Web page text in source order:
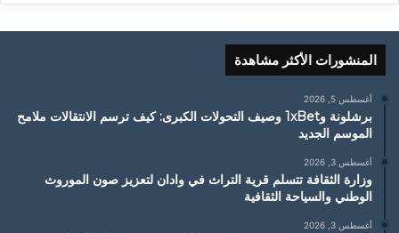
المنشورات الأكثر مشاهدة
أغسطس 5, 2026
برشلونة و1xBet وصيف التحولات الكبرى: كيف ترسم الانتقالات ملامح
الموسم الجديد
أغسطس 3, 2026
وزارة الثقافة تتسلم قرية التراث في وادان لتعزيز صون الموروث
الوطني والسياحة الثقافية
أغسطس 3, 2026